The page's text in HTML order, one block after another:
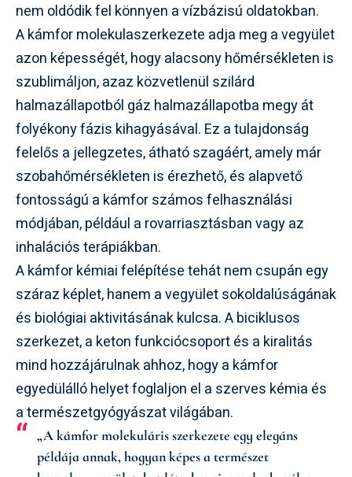
nem oldódik fel könnyen a vízbázisú oldatokban.
A kámfor molekulaszerkezete adja meg a vegyület
azon képességét, hogy alacsony hőmérsékleten is
szublimáljon, azaz közvetlenül szilárd
halmazállapotból gáz halmazállapotba megy át
folyékony fázis kihagyásával. Ez a tulajdonság
felelős a jellegzetes, átható szagáért, amely már
szobahőmérsékleten is érezhető, és alapvető
fontosságú a kámfor számos felhasználási
módjában, például a rovarriasztásban vagy az
inhalációs terápiákban.
A kámfor kémiai felépítése tehát nem csupán egy
száraz képlet, hanem a vegyület sokoldalúságának
és biológiai aktivitásának kulcsa. A biciklusos
szerkezet, a keton funkciócsoport és a kiralitás
mind hozzájárulnak ahhoz, hogy a kámfor
egyedülálló helyet foglaljon el a szerves kémia és
a természetgyógyászat világában.
„A kámfor molekuláris szerkezete egy elegáns
példája annak, hogyan képes a természet